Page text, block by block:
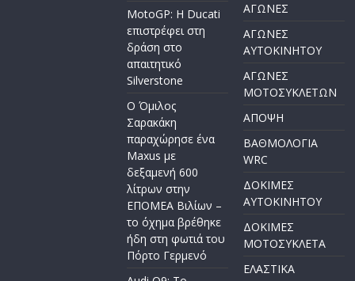
MotoGP: Η Ducati
επιστρέφει στη
δράση στο
απαιτητικό
Silverstone
Ο Όμιλος
Σαρακάκη
παραχώρησε ένα
Maxus με
δεξαμενή 600
λίτρων στην
ΕΠΟΜΕΑ Βιλίων –
το όχημα βρέθηκε
ήδη στη φωτιά του
Πόρτο Γερμενό
ΑΓΩΝΕΣ
ΑΓΩΝΕΣ
AYTOKINHTOY
ΑΓΩΝΕΣ
ΜΟΤΟΣΥΚΛΕΤΩΝ
ΑΠΟΨΗ
ΒΑΘΜΟΛΟΓΙΑ
WRC
ΔΟΚΙΜΕΣ
ΑΥΤΟΚΙΝΗΤΟΥ
ΔΟΚΙΜΕΣ
ΜΟΤΟΣΥΚΛΕΤΑ
ΕΛΑΣΤΙΚΑ